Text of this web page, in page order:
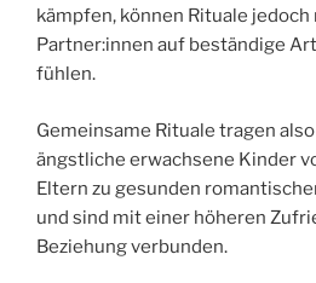
kämpfen, können Rituale jedoch
Partner:innen auf beständige
fühlen.
Gemeinsame Rituale tragen
ängstliche erwachsene Kinder
Eltern zu gesunden
und sind mit einer höheren
Beziehung verbunden.